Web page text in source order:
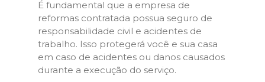
É fundamental que a empresa de
reformas contratada possua seguro de
responsabilidade civil e acidentes de
trabalho. Isso protegerá você e sua casa
em caso de acidentes ou danos causados
durante a execução do serviço.